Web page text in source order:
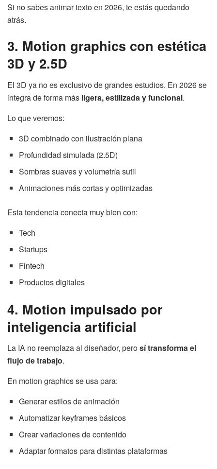
Si no sabes animar texto en 2026, te estás quedando
atrás.
3. Motion graphics con estética
3D y 2.5D
El 3D ya no es exclusivo de grandes estudios. En 2026 se
integra de forma más ligera, estilizada y funcional.
Lo que veremos:
3D combinado con ilustración plana
Profundidad simulada (2.5D)
Sombras suaves y volumetría sutil
Animaciones más cortas y optimizadas
Esta tendencia conecta muy bien con:
Tech
Startups
Fintech
Productos digitales
4. Motion impulsado por
inteligencia artificial
La IA no reemplaza al diseñador, perosí transforma el
flujo de trabajo.
En motion graphics se usa para:
Generar estilos de animación
Automatizar keyframes básicos
Crear variaciones de contenido
Adaptar formatos para distintas plataformas